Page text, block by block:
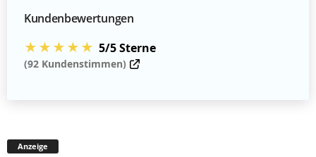
Kundenbewertungen
★★★★★ 5/5 Sterne
(92 Kundenstimmen)
Anzeige